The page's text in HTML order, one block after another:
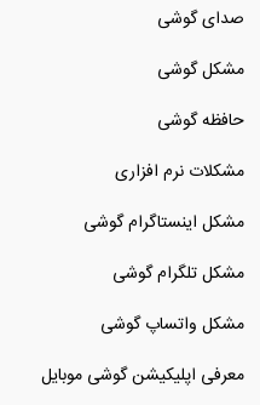
صدای گوشی
مشکل گوشی
حافظه گوشی
مشکلات نرم افزاری
مشکل اینستاگرام گوشی
مشکل تلگرام گوشی
مشکل واتساپ گوشی
معرفی اپلیکیشن گوشی موبایل